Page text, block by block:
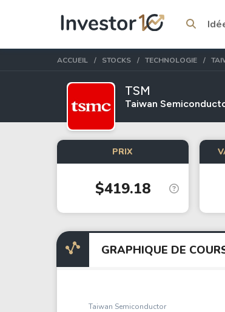
Sujets tendance
Stocks
Google
Meta
ACCUEIL STOCKS TECHNOLOGIE
TSM
Taiwan
PRIX
$419.18
GRAPHIQUE DE
Taiwan Semiconductor